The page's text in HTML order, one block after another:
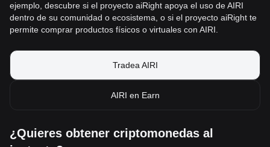
ejemplo, descubre si el proyecto aiRight apoya el uso de AIRI
dentro de su comunidad o ecosistema, o si el proyecto aiRight te
permite comprar productos físicos o virtuales con AIRI.
Tradea AIRI
AIRI en Earn
¿Quieres obtener criptomonedas al